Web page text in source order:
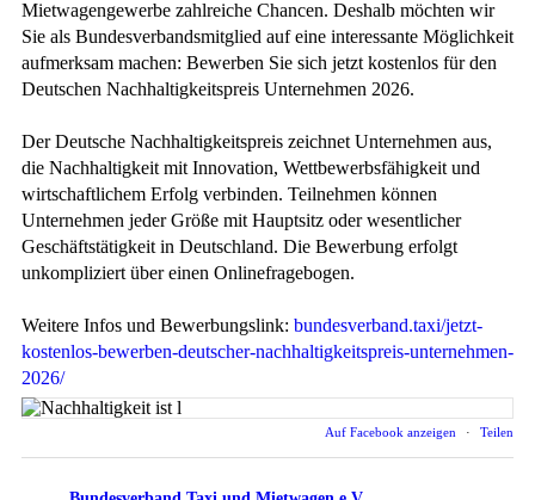
Mietwagengewerbe zahlreiche Chancen. Deshalb möchten wir
Sie als Bundesverbandsmitglied auf eine interessante Möglichkeit
aufmerksam machen: Bewerben Sie sich jetzt kostenlos für den
Deutschen Nachhaltigkeitspreis Unternehmen 2026.
Der Deutsche Nachhaltigkeitspreis zeichnet Unternehmen aus,
die Nachhaltigkeit mit Innovation, Wettbewerbsfähigkeit und
wirtschaftlichem Erfolg verbinden. Teilnehmen können
Unternehmen jeder Größe mit Hauptsitz oder wesentlicher
Geschäftstätigkeit in Deutschland. Die Bewerbung erfolgt
unkompliziert über einen Onlinefragebogen.
Weitere Infos und Bewerbungslink: bundesverband.taxi/jetzt-
kostenlos-bewerben-deutscher-nachhaltigkeitspreis-unternehmen-
2026/
Auf Facebook anzeigen · Teilen